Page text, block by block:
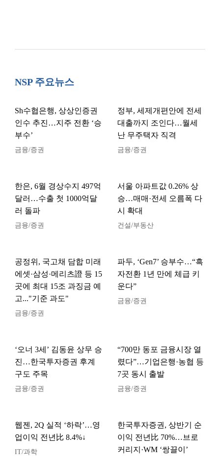
NSP 주요뉴스
Sh수협은행, 상상인증권
인수 추진…지주 전환 ‘승
부수’
금융/증권
정부, 세제개편안에 전세
대출까지 조인다…월세
난 무주택자 직격
금융/증권
한은, 6월 경상수지 497억
달러…수출 첫 1000억달
러 돌파
금융/증권
서울 아파트값 0.26% 상
승…매매·전세 오름폭 다
시 확대
건설/부동산
공정위, 국고채 담합 미래
에셋·삼성·메리츠證 등 15
곳에 최대 15조 과징금 예
고..."기준 과도"
금융/증권
파두, ‘Gen7’ 승부수…“흑
자전환 1년 만에 체급 키
운다”
금융/증권
‘오너 3세’ 김동윤 상무 승
진…한국투자증권 후계
구도 주목
금융/증권
“700만 동포 금융시장 열
렸다”…기업은행·농협 등
7곳 동시 출발
금융/증권
웹젠, 2Q 실적 ‘하락’…영
업이익 전년比 8.4%↓
IT/과학
한국투자증권, 상반기 순
이익 전년比 70%…브로
커리지·WM ‘쌍끌이’